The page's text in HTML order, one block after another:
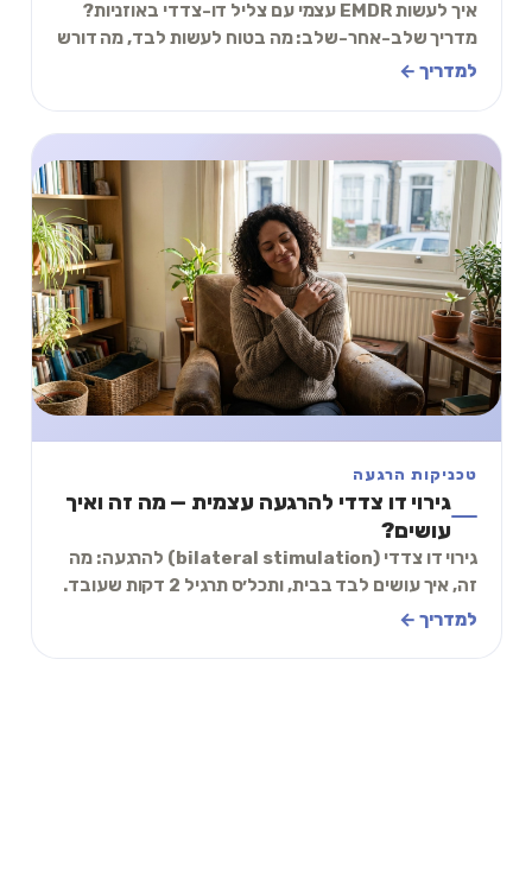
איך לעשות EMDR עצמי עם צליל דו-צדדי באוזניות?
מדריך שלב-אחר-שלב: מה בטוח לעשות לבד, מה דורש
מטפל, ותרגיל 5 דקות להרגעה עם גירוי ימין-שמאל.
למדריך ←
טכניקות הרגעה
גירוי דו צדדי להרגעה עצמית — מה זה ואיך
עושים?
גירוי דו צדדי (bilateral stimulation) להרגעה: מה
זה, איך עושים לבד בבית, ותכל׳ס תרגיל 2 דקות שעובד.
למדריך ←